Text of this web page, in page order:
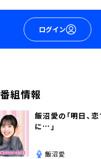
ログイン
組情報
飯沼愛の「明日、
に…」
飯沼愛